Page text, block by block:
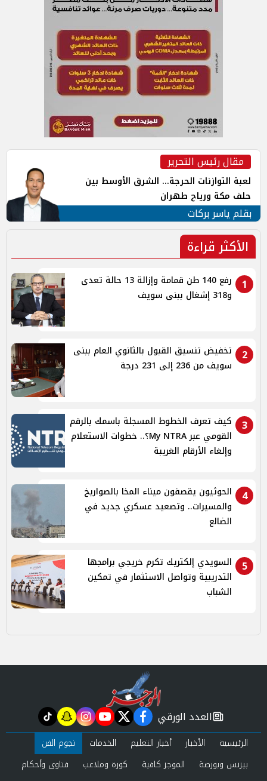
مقال رئيس التحرير
لعبة التوازنات الحرجة... الشرق الأوسط بين
حلف مكة ورياح طهران
بقلم ياسر بركات
الأكثر قراءة
1
رفع 140 طن قمامة وإزالة 13 حالة تعدى
و318 إشغال ببنى سويف
2
تخفيض تنسيق القبول بالثانوي العام ببنى
سويف من 236 إلى 231 درجة
3
كيف تعرف الخطوط المسجلة باسمك بالرقم
القومي عبر My NTRA؟.. خطوات الاستعلام
وإلغاء الأرقام الغريبة
4
الحوثيون يقصفون ميناء المخا بالصواريخ
والمسيرات.. وتصعيد عسكري جديد في
الضالع
5
السويدي إلكتريك تكرم خريجي برامجها
التدريبية وتواصل الاستثمار في تمكين
الشباب
newspaper
العدد الورقي facebook
twitter
youtube
instagram
snapchat
tiktok
الرئيسية الأخبار أخبار التعليم الخدمات
نجوم الفن
بيزنس وبورصة
الموجز كافية كورة وملاعب
فتاوى وأحكام